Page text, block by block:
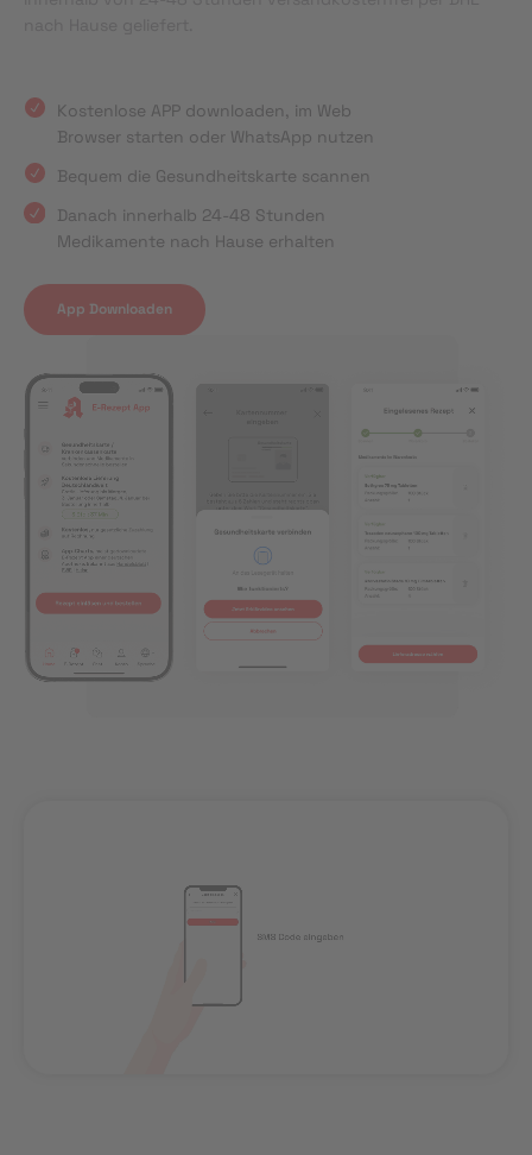
Kostenlose APP downloaden, im Web
Browser starten oder WhatsApp nutzen
Bequem die Gesundheitskarte scannen
Danach innerhalb 24-48 Stunden
Medikamente nach Hause erhalten
App Downloaden